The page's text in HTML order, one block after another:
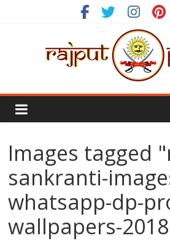
Rajput
Proud
Rajputana
Status
In
Hindi
Images tagged
sankranti-
whatsapp-dp-
wallpapers-